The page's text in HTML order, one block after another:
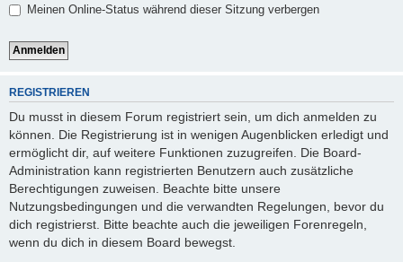
Meinen Online-Status während dieser Sitzung verbergen
REGISTRIEREN
Du musst in diesem Forum registriert sein, um dich anmelden zu
können. Die Registrierung ist in wenigen Augenblicken erledigt und
ermöglicht dir, auf weitere Funktionen zuzugreifen. Die Board-
Administration kann registrierten Benutzern auch zusätzliche
Berechtigungen zuweisen. Beachte bitte unsere
Nutzungsbedingungen und die verwandten Regelungen, bevor du
dich registrierst. Bitte beachte auch die jeweiligen Forenregeln,
wenn du dich in diesem Board bewegst.